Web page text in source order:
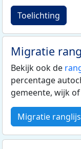
Toelichting
Migratie
Bekijk ook de
percentage
gemeente, wijk
Migratie